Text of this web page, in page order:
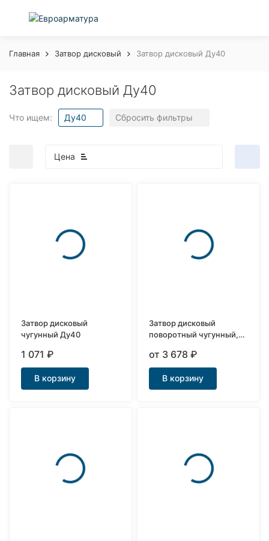
Главная Затвор дисковый Затвор дисковый Ду40
Затвор дисковый Ду40
Что ищем: Ду40 Сбросить фильтры
Цена
Затвор дисковый
чугунный Ду40
1 071₽
В корзину
Затвор дисковый
поворотный чугунный,
304, EPDM
от 3 678₽
В корзину